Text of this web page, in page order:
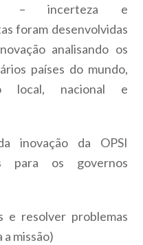
– incerteza e
foram desenvolvidas
analisando os
países do mundo,
local, nacional e
inovação da OPSI
para os governos
e resolver problemas
missão)